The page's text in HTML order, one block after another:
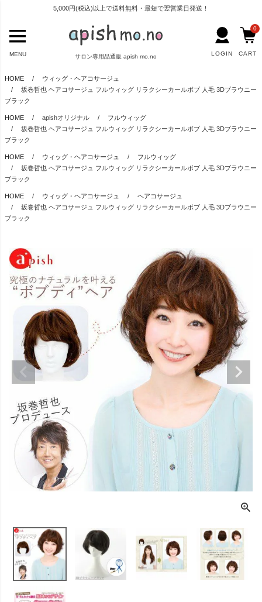
5,000円(税込)以上で送料無料・最短で翌営業日発送！
サロン専用品通販 apish mo.no
MENU LOGIN CART
0
HOME
ウィッグ・ヘアコサージュ
坂巻哲也 ヘアコサージュ フルウィッグ リラクシーカールボブ 人毛 3Dブラウニー
ブラック
HOME apishオリジナル
フルウィッグ
坂巻哲也 ヘアコサージュ フルウィッグ リラクシーカールボブ 人毛 3Dブラウニー
ブラック
HOME ウィッグ・ヘアコサージュ
フルウィッグ
坂巻哲也 ヘアコサージュ フルウィッグ リラクシーカールボブ 人毛 3Dブラウニー
ブラック
HOME ウィッグ・ヘアコサージュ
ヘアコサージュ
坂巻哲也 ヘアコサージュ フルウィッグ リラクシーカールボブ 人毛 3Dブラウニー
ブラック